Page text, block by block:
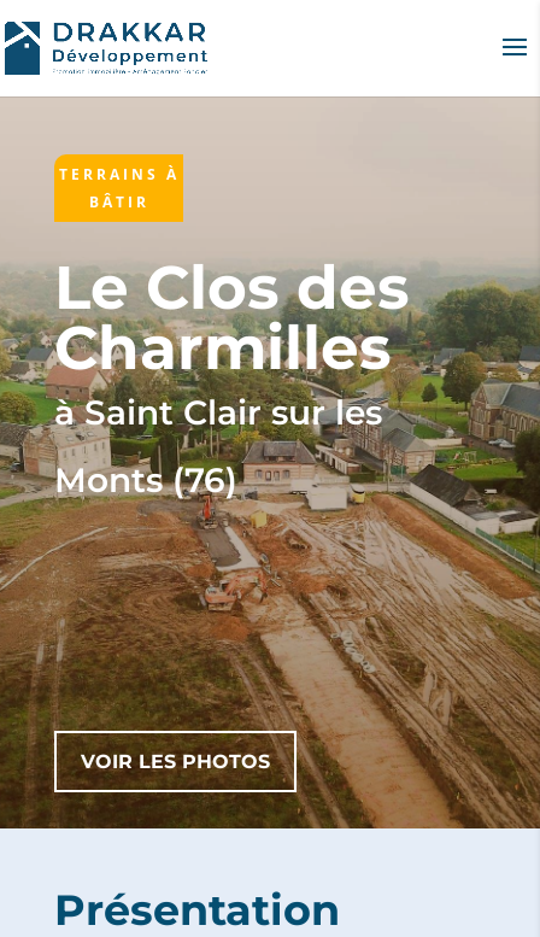
TERRAINS À
BÂTIR
Le Clos des
Charmilles
à Saint Clair sur les
Monts (76)
VOIR LES PHOTOS
Présentation